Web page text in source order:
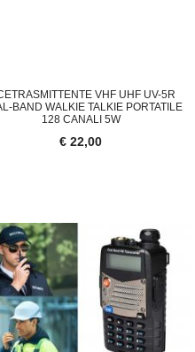
LAMPADA DA PARETE M
€ 13,29
VHF UHF UV-5R
BAND WALKIE TALKIE PORTATILE
128 CANALI 5W
€ 22,00